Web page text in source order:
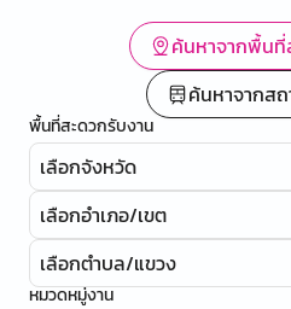
ค้นหาจากพื้นที่
ค้นหาจากส
พื้นที่สะดวกรับงาน
เลือกจังหวัด
เลือกอำเภอ/เขต
เลือกตำบล/แขวง
หมวดหมู่งาน